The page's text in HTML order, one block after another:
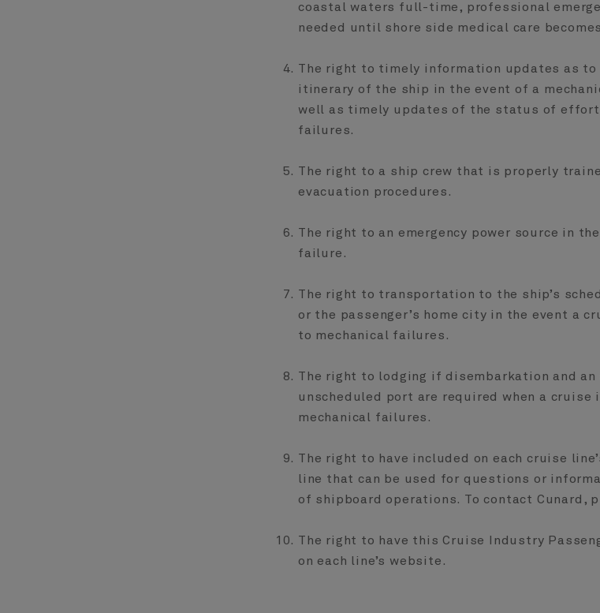
coastal waters full-time, professional
needed until shore side medical care
The right to timely information updates as
itinerary of the ship in the event of a
well as timely updates of the status of
failures.
The right to a ship crew that is properly
evacuation procedures.
The right to an emergency power source in
failure.
The right to transportation to the ship’s
or the passenger’s home city in the event a
to mechanical failures.
The right to lodging if disembarkation and an
unscheduled port are required when a
mechanical failures.
The right to have included on each cruise
line that can be used for questions or
of shipboard operations. To contact Cunard,
The right to have this Cruise Industry
on each line’s website.